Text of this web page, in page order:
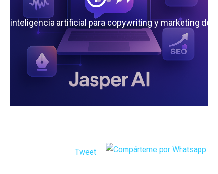
la inteligencia artificial para copywriting y marketing de
Tweet